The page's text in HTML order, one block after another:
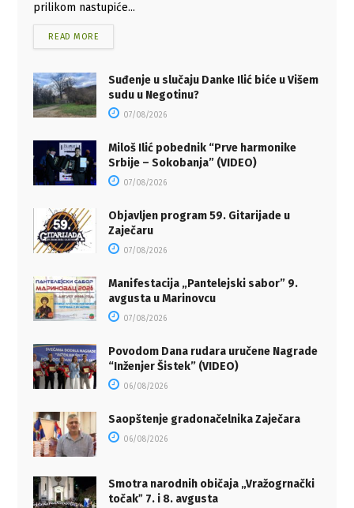
prilikom nastupiće...
READ MORE
Suđenje u slučaju Danke Ilić biće u Višem
sudu u Negotinu?
07/08/2026
Miloš Ilić pobednik “Prve harmonike
Srbije – Sokobanja” (VIDEO)
07/08/2026
Objavljen program 59. Gitarijade u
Zaječaru
07/08/2026
Manifestacija „Pantelejski sabor” 9.
avgusta u Marinovcu
07/08/2026
Povodom Dana rudara uručene Nagrade
“Inženjer Šistek” (VIDEO)
06/08/2026
Saopštenje gradonačelnika Zaječara
06/08/2026
Smotra narodnih običaja „Vražogrnački
točakˮ 7. i 8. avgusta